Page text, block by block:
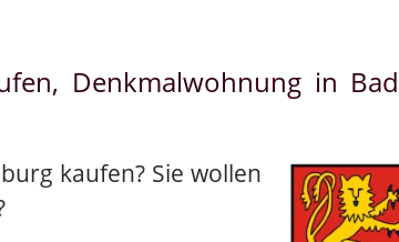
Denkmalwohnung in
kaufen? Sie wollen